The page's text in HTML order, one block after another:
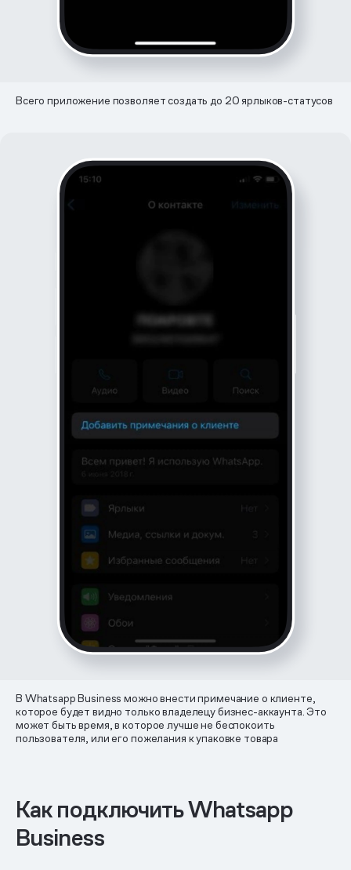
Всего приложение позволяет создать до 20 ярлыков-статусов
В Whatsapp Business можно внести примечание о клиенте,
которое будет видно только владелецу бизнес-аккаунта. Это
может быть время, в которое лучше не беспокоить
пользователя, или его пожелания к упаковке товара
Как подключить Whatsapp
Business